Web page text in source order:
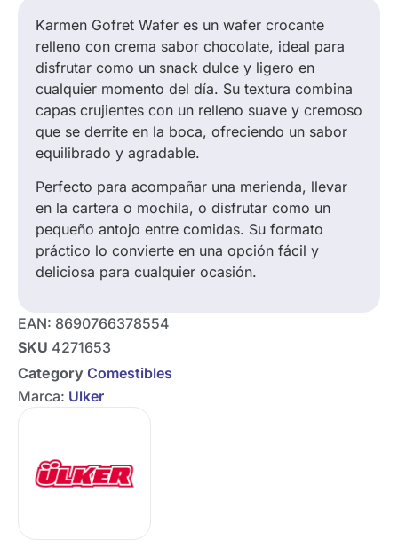
Karmen Gofret Wafer es un wafer crocante
relleno con crema sabor chocolate, ideal para
disfrutar como un snack dulce y ligero en
cualquier momento del día. Su textura combina
capas crujientes con un relleno suave y cremoso
que se derrite en la boca, ofreciendo un sabor
equilibrado y agradable.
Perfecto para acompañar una merienda, llevar
en la cartera o mochila, o disfrutar como un
pequeño antojo entre comidas. Su formato
práctico lo convierte en una opción fácil y
deliciosa para cualquier ocasión.
EAN: 8690766378554
SKU 4271653
Category Comestibles
Marca: Ulker